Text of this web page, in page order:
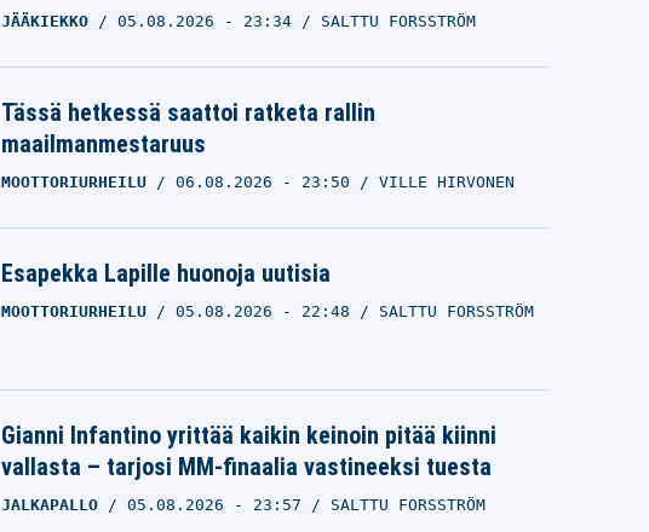
JÄÄKIEKKO 05.08.2026 - 23:34 SALTTU FORSSTRÖM
Tässä hetkessä saattoi ratketa rallin
maailmanmestaruus
MOOTTORIURHEILU 06.08.2026 - 23:50 VILLE HIRVONEN
Esapekka Lapille huonoja uutisia
MOOTTORIURHEILU 05.08.2026 - 22:48 SALTTU FORSSTRÖM
Gianni Infantino yrittää kaikin keinoin pitää kiinni
vallasta – tarjosi MM-finaalia vastineeksi tuesta
JALKAPALLO 05.08.2026 - 23:57 SALTTU FORSSTRÖM